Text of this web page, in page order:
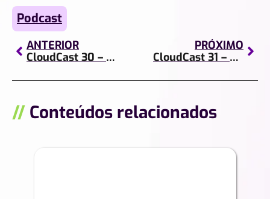
Podcast
ANTERIOR
CloudCast 30 – Com Viajar Barato
PRÓXIMO
CloudCast 31 – Geoserviços para Varejo
// Conteúdos relacionados